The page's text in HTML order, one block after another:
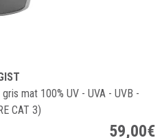
mat 100% UV - UVA - UVB -
CAT 3)
59,00€